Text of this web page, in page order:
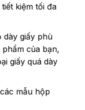
kiệm tối đa
dày giấy phù
của bạn,
giấy quá dày
mẫu hộp